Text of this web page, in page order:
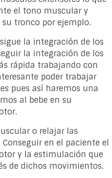
el tono muscular y
su tronco por ejemplo.
la integración de los
la integración de los
rápida trabajando con
poder trabajar
pues así haremos una
al bebe en su
o relajar las
en el paciente el
y la estimulación que
de dichos movimientos.